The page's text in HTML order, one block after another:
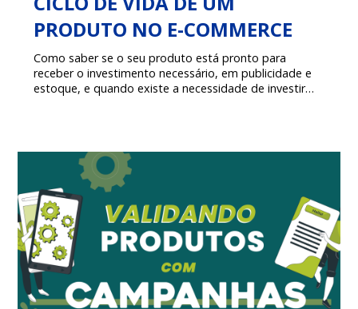
PRODUTO NO E-COMMERCE
Como saber se o seu produto está pronto para
receber o investimento necessário, em publicidade e
estoque, e quando existe a necessidade de investir